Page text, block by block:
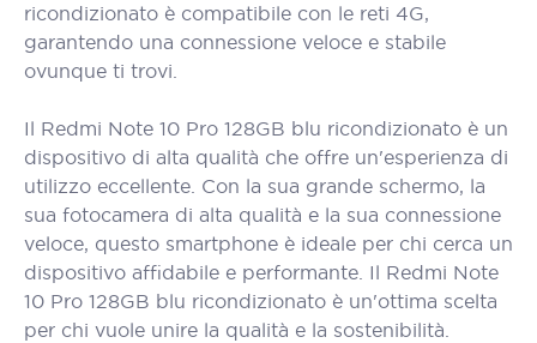
ricondizionato è compatibile con le reti 4G,
garantendo una connessione veloce e stabile
ovunque ti trovi.
Il Redmi Note 10 Pro 128GB blu ricondizionato è un
dispositivo di alta qualità che offre un'esperienza di
utilizzo eccellente. Con la sua grande schermo, la
sua fotocamera di alta qualità e la sua connessione
veloce, questo smartphone è ideale per chi cerca un
dispositivo affidabile e performante. Il Redmi Note
10 Pro 128GB blu ricondizionato è un'ottima scelta
per chi vuole unire la qualità e la sostenibilità.